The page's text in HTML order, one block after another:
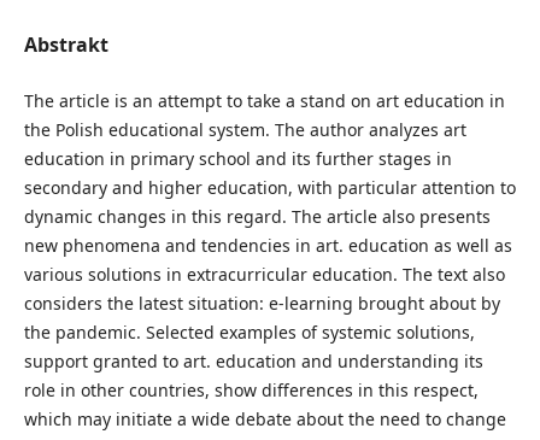
Abstrakt
The article is an attempt to take a stand on art education in
the Polish educational system. The author analyzes art
education in primary school and its further stages in
secondary and higher education, with particular attention to
dynamic changes in this regard. The article also presents
new phenomena and tendencies in art. education as well as
various solutions in extracurricular education. The text also
considers the latest situation: e-learning brought about by
the pandemic. Selected examples of systemic solutions,
support granted to art. education and understanding its
role in other countries, show differences in this respect,
which may initiate a wide debate about the need to change